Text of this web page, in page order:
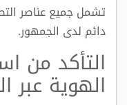
تشمل جميع عناصر
دائم لدى الجمهور.
التأكد من
الهوية عبر